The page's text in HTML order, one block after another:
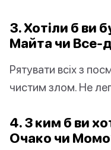
3. Хотіли б ви
Майта чи Все-
Рятувати всіх з
чистим злом. Не
4. З ким б ви
Очако чи